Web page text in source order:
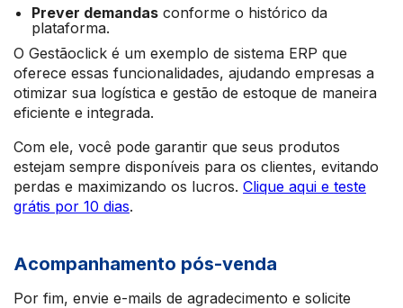
Prever demandas conforme o histórico da
plataforma.
O Gestãoclick é um exemplo de sistema ERP que
oferece essas funcionalidades, ajudando empresas a
otimizar sua logística e gestão de estoque de maneira
eficiente e integrada.
Com ele, você pode garantir que seus produtos
estejam sempre disponíveis para os clientes, evitando
perdas e maximizando os lucros. Clique aqui e teste
grátis por 10 dias.
Acompanhamento pós-venda
Por fim, envie e-mails de agradecimento e solicite